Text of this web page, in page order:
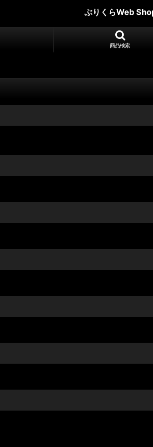
ぶりくらWeb
商品検索